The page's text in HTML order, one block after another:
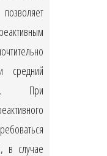
средний
При
в случае